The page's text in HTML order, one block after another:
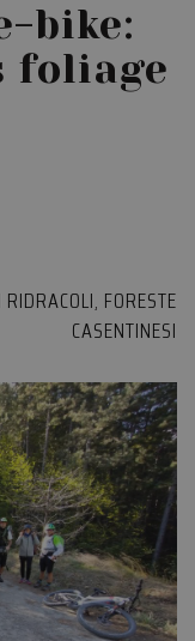
bike:
foliage
, FORESTE
CASENTINESI